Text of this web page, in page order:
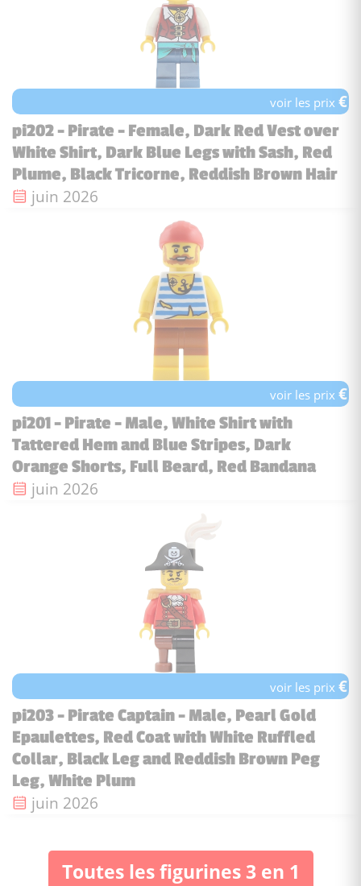
voir les prix€
pi202 - Pirate - Female, Dark Red Vest over
White Shirt, Dark Blue Legs with Sash, Red
Plume, Black Tricorne, Reddish Brown Hair
Date de sortie :
juin 2026
voir les prix€
pi201 - Pirate - Male, White Shirt with
Tattered Hem and Blue Stripes, Dark
Orange Shorts, Full Beard, Red Bandana
Date de sortie :
juin 2026
voir les prix€
pi203 - Pirate Captain - Male, Pearl Gold
Epaulettes, Red Coat with White Ruffled
Collar, Black Leg and Reddish Brown Peg
Leg, White Plum
Date de sortie :
juin 2026
Toutes les figurines 3 en 1